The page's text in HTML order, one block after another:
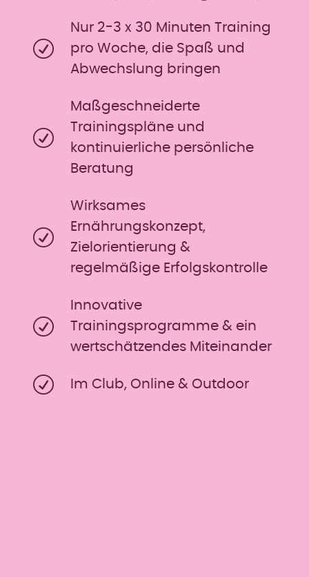
Nur 2-3 x 30 Minuten Training
pro Woche, die Spaß und
Abwechslung bringen
Maßgeschneiderte
Trainingspläne und
kontinuierliche persönliche
Beratung
Wirksames
Ernährungskonzept,
Zielorientierung &
regelmäßige Erfolgskontrolle
Innovative
Trainingsprogramme & ein
wertschätzendes Miteinander
Im Club, Online & Outdoor